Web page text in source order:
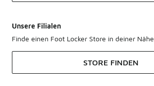
Unsere Filialen
Finde einen Foot Locker Store in deiner Nähe.
STORE FINDEN